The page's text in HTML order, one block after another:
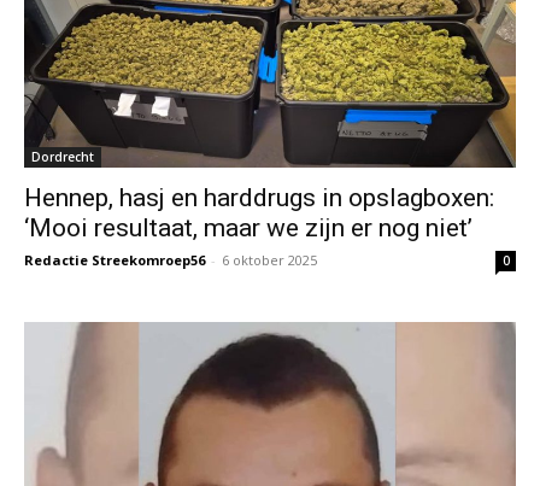
Dordrecht
Hennep, hasj en harddrugs in opslagboxen:
‘Mooi resultaat, maar we zijn er nog niet’
Redactie Streekomroep56 - 6 oktober 2025 0